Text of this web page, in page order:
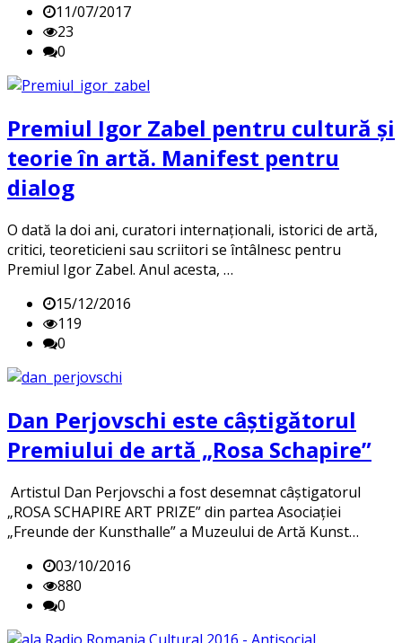
11/07/2017
23
0
Premiul Igor Zabel pentru cultură și
teorie în artă. Manifest pentru
dialog
O dată la doi ani, curatori internaționali, istorici de artă,
critici, teoreticieni sau scriitori se întâlnesc pentru
Premiul Igor Zabel. Anul acesta, …
15/12/2016
119
0
Dan Perjovschi este câștigătorul
Premiului de artă „Rosa Schapire”
Artistul Dan Perjovschi a fost desemnat câștigatorul
„ROSA SCHAPIRE ART PRIZE” din partea Asociației
„Freunde der Kunsthalle” a Muzeului de Artă Kunst…
03/10/2016
880
0